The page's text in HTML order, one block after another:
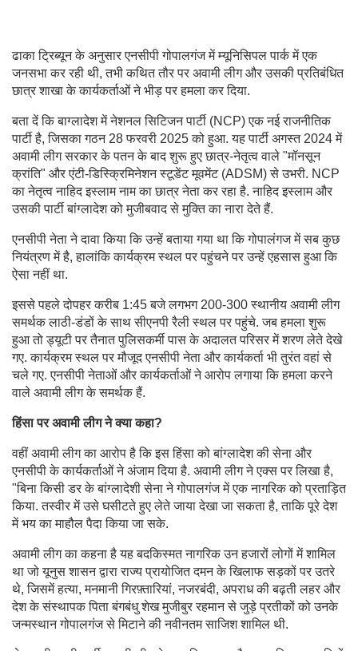
ढाका ट्रिब्यून के अनुसार एनसीपी गोपालगंज में म्यूनिसिपल पार्क में एक
जनसभा कर रही थी, तभी कथित तौर पर अवामी लीग और उसकी प्रतिबंधित
छात्र शाखा के कार्यकर्ताओं ने भीड़ पर हमला कर दिया.
बता दें कि बाग्लादेश में नेशनल सिटिजन पार्टी (NCP) एक नई राजनीतिक
पार्टी है, जिसका गठन 28 फरवरी 2025 को हुआ. यह पार्टी अगस्त 2024 में
अवामी लीग सरकार के पतन के बाद शुरू हुए छात्र-नेतृत्व वाले "मॉनसून
क्रांति" और एंटी-डिस्क्रिमिनेशन स्टूडेंट मूवमेंट (ADSM) से उभरी. NCP
का नेतृत्व नाहिद इस्लाम नाम का छात्र नेता कर रहा है. नाहिद इस्लाम और
उसकी पार्टी बांग्लादेश को मुजीबवाद से मुक्ति का नारा देते हैं.
एनसीपी नेता ने दावा किया कि उन्हें बताया गया था कि गोपालंगज में सब कुछ
नियंत्रण में है, हालांकि कार्यक्रम स्थल पर पहुंचने पर उन्हें एहसास हुआ कि
ऐसा नहीं था.
इससे पहले दोपहर करीब 1:45 बजे लगभग 200-300 स्थानीय अवामी लीग
समर्थक लाठी-डंडों के साथ सीएनपी रैली स्थल पर पहुंचे. जब हमला शुरू
हुआ तो ड्यूटी पर तैनात पुलिसकर्मी पास के अदालत परिसर में शरण लेते देखे
गए. कार्यक्रम स्थल पर मौजूद एनसीपी नेता और कार्यकर्ता भी तुरंत वहां से
चले गए. एनसीपी नेताओं और कार्यकर्ताओं ने आरोप लगाया कि हमला करने
वाले अवामी लीग के समर्थक हैं.
हिंसा पर अवामी लीग ने क्या कहा?
वहीं अवामी लीग का आरोप है कि इस हिंसा को बांग्लादेश की सेना और
एनसीपी के कार्यकर्ताओं ने अंजाम दिया है. अवामी लीग ने एक्स पर लिखा है,
"बिना किसी डर के बांग्लादेशी सेना ने गोपालगंज में एक नागरिक को प्रताड़ित
किया. तस्वीर में उसे घसीटते हुए लेते जाया देखा जा सकता है, ताकि पूरे देश
में भय का माहौल पैदा किया जा सके.
अवामी लीग का कहना है यह बदकिस्मत नागरिक उन हजारों लोगों में शामिल
था जो यूनुस शासन द्वारा राज्य प्रायोजित दमन के खिलाफ सड़कों पर उतरे
थे, जिसमें हत्या, मनमानी गिरफ़्तारियां, नजरबंदी, अपराध की बढ़ती लहर और
देश के संस्थापक पिता बंगबंधु शेख मुजीबुर रहमान से जुड़े प्रतीकों को उनके
जन्मस्थान गोपालगंज से मिटाने की नवीनतम साजिश शामिल थी.